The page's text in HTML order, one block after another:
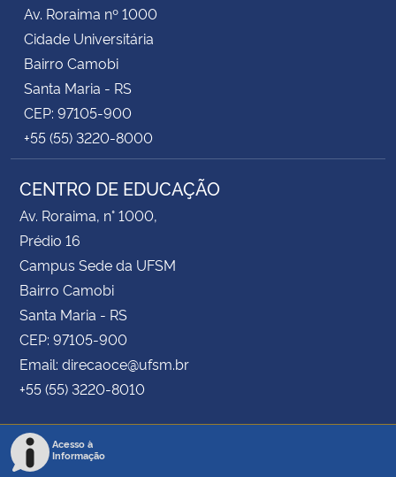
Av. Roraima nº 1000
Cidade Universitária
Bairro Camobi
Santa Maria - RS
CEP: 97105-900
+55 (55) 3220-8000
CENTRO DE EDUCAÇÃO
Av. Roraima, n° 1000,
Prédio 16
Campus Sede da UFSM
Bairro Camobi
Santa Maria - RS
CEP: 97105-900
Email: direcaoce@ufsm.br
+55 (55) 3220-8010
Acesso à
Informação